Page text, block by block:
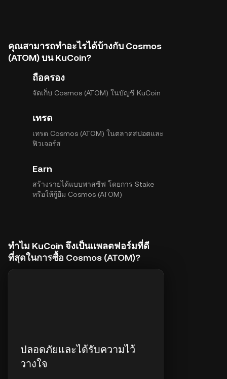
คุณสามารถทำอะไรได้บ้างกับ Cosmos
(ATOM) บน KuCoin?
ถือครอง
จัดเก็บ Cosmos (ATOM) ในบัญชี KuCoin
เทรด
เทรด Cosmos (ATOM) ในตลาดสปอตและ
ฟิวเจอร์ส
Earn
สร้างรายได้แบบพาสซีฟ โดยการ Stake
หรือให้กู้ยืม Cosmos (ATOM)
ทำไม KuCoin จึงเป็นแพลตฟอร์มที่ดี
ที่สุดในการซื้อ Cosmos (ATOM)?
ปลอดภัยและได้รับความไว้
วางใจ